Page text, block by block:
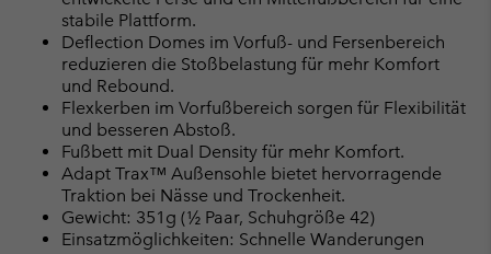
stabile Plattform.
Deflection Domes im Vorfuß- und Fersenbereich
reduzieren die Stoßbelastung für mehr Komfort
und Rebound.
Flexkerben im Vorfußbereich sorgen für Flexibilität
und besseren Abstoß.
Fußbett mit Dual Density für mehr Komfort.
Adapt Trax™ Außensohle bietet hervorragende
Traktion bei Nässe und Trockenheit.
Gewicht: 351g (½ Paar, Schuhgröße 42)
Einsatzmöglichkeiten: Schnelle Wanderungen